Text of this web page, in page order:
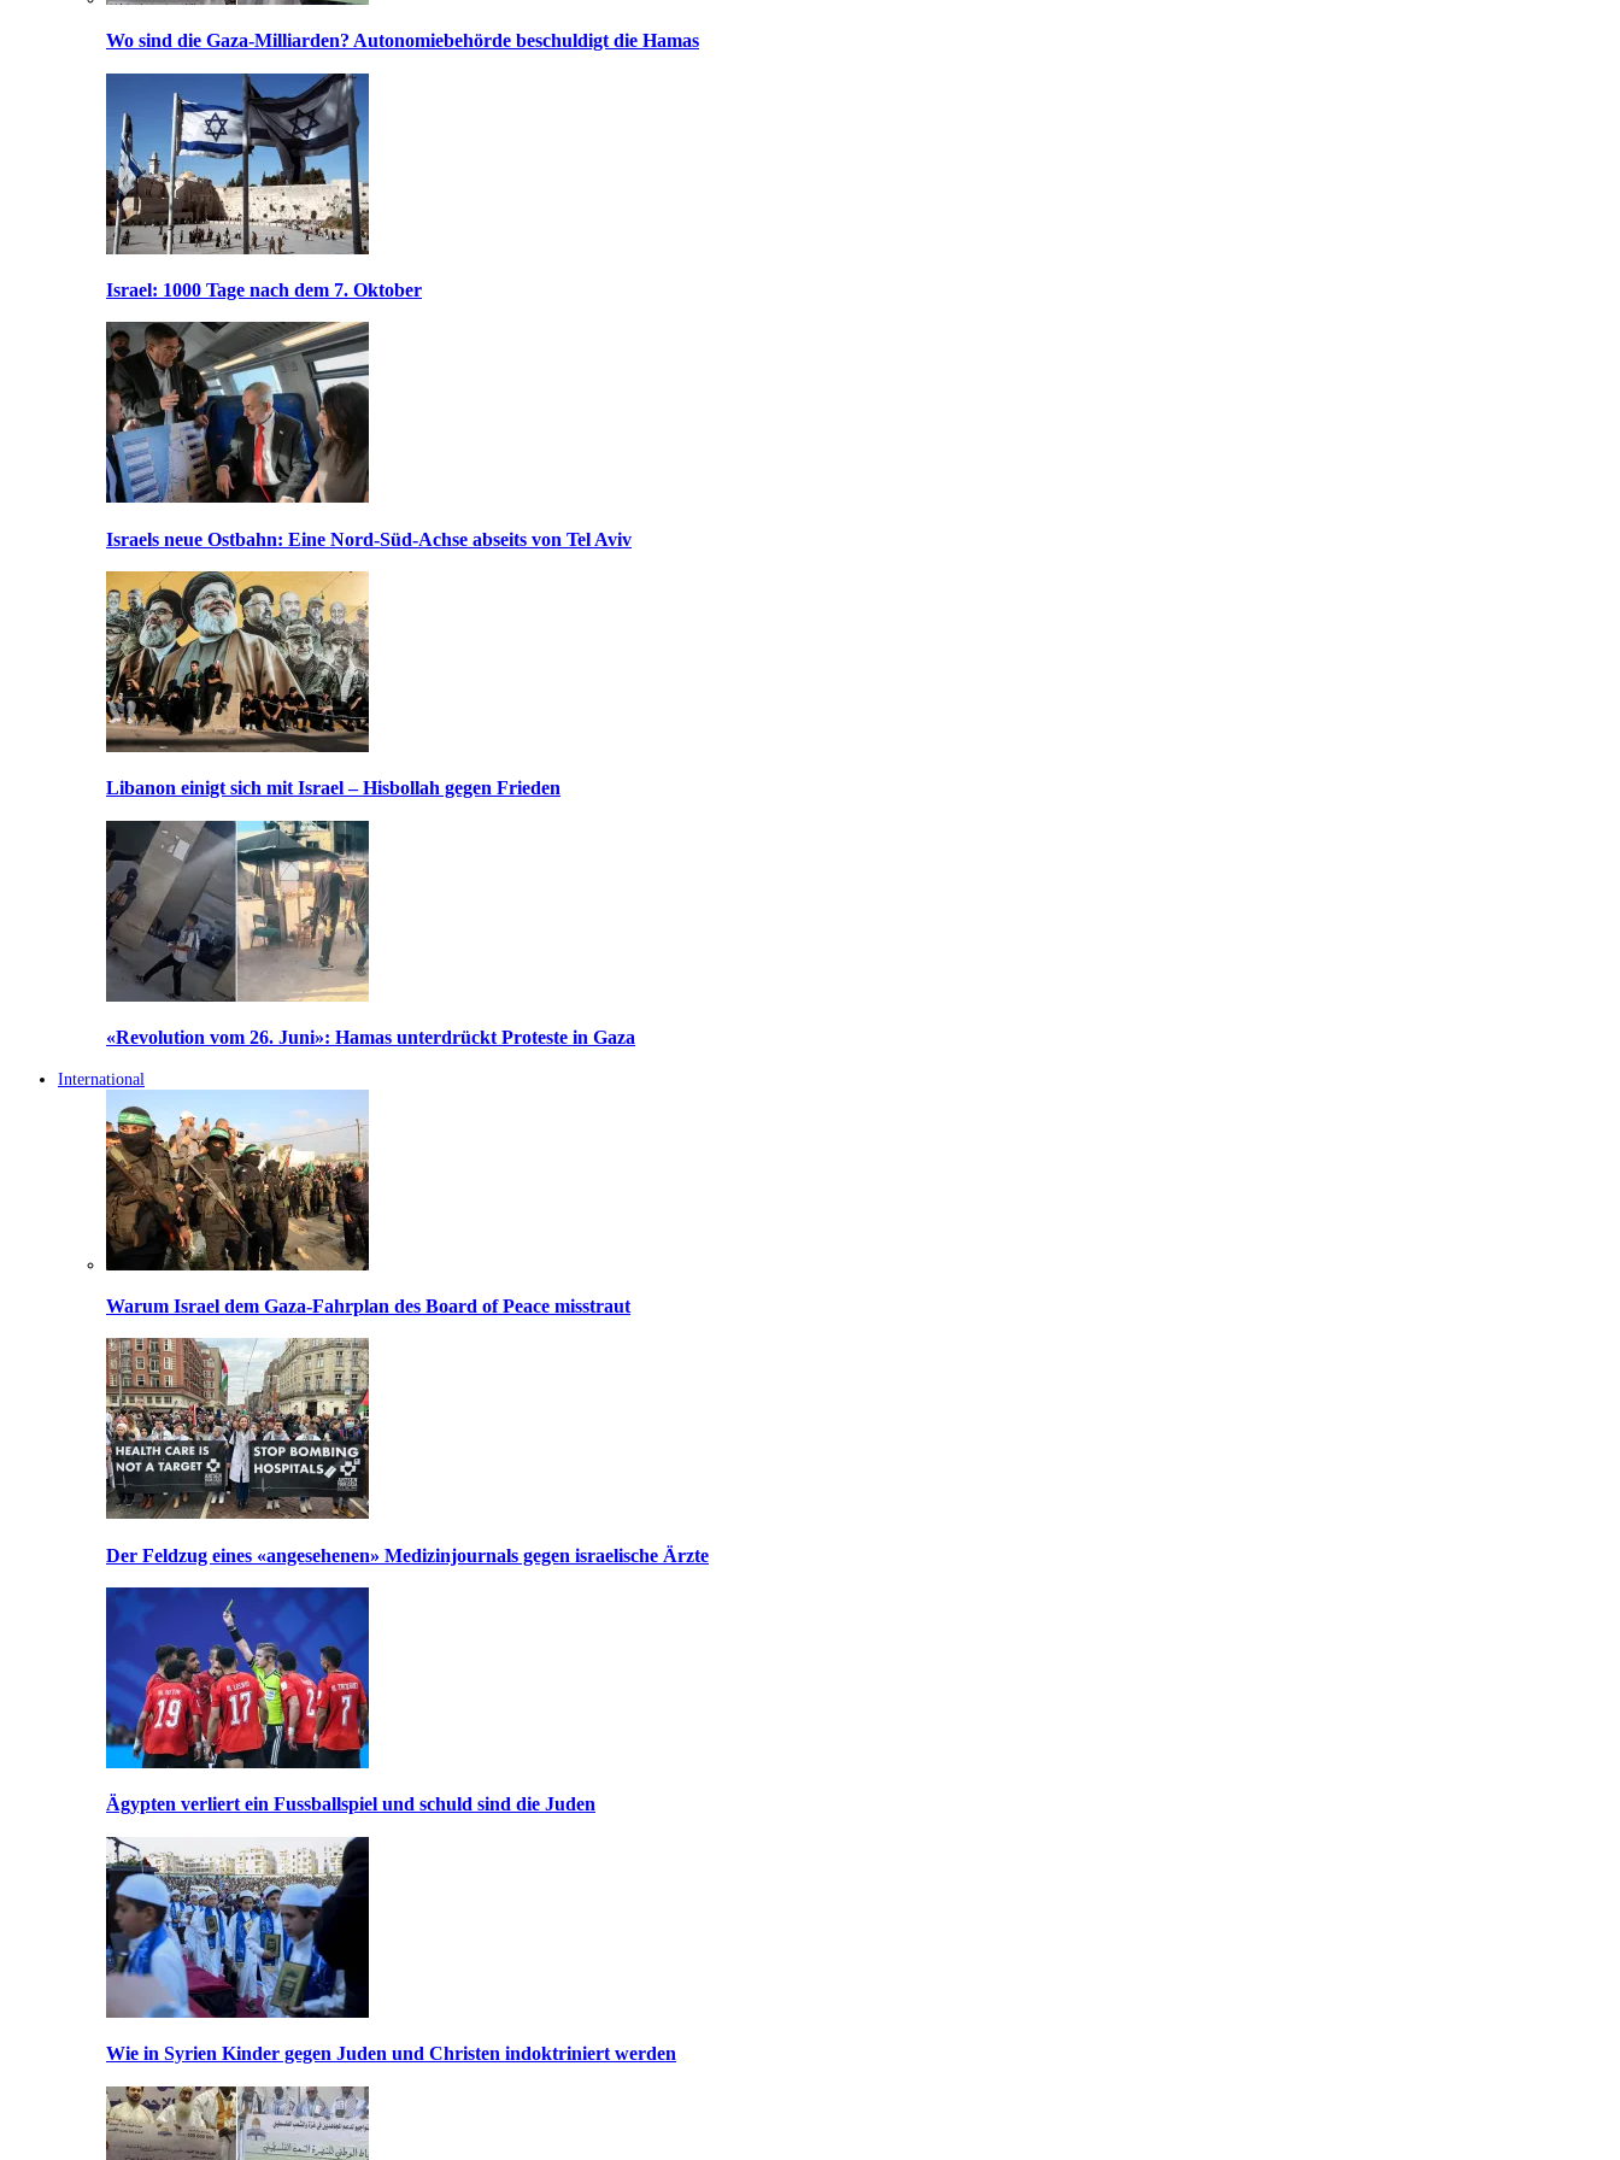
Wo sind die Gaza-Milliarden? Autonomiebehörde beschuldigt die Hamas
Israel: 1000 Tage nach dem 7. Oktober
Israels neue Ostbahn: Eine Nord-Süd-Achse abseits von Tel Aviv
Libanon einigt sich mit Israel – Hisbollah gegen Frieden
«Revolution vom 26. Juni»: Hamas unterdrückt Proteste in Gaza
International
Warum Israel dem Gaza-Fahrplan des Board of Peace misstraut
Der Feldzug eines «angesehenen» Medizinjournals gegen israelische Ärzte
Ägypten verliert ein Fussballspiel und schuld sind die Juden
Wie in Syrien Kinder gegen Juden und Christen indoktriniert werden